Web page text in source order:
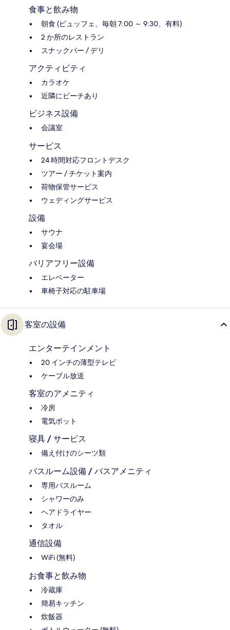
食事と飲み物
朝食 (ビュッフェ、毎朝 7:00 ～ 9:30、有料)
2 か所のレストラン
スナックバー / デリ
アクティビティ
カラオケ
近隣にビーチあり
ビジネス設備
会議室
サービス
24 時間対応フロントデスク
ツアー / チケット案内
荷物保管サービス
ウェディングサービス
設備
サウナ
宴会場
バリアフリー設備
エレベーター
車椅子対応の駐車場
客室の設備
エンターテインメント
20 インチの薄型テレビ
ケーブル放送
客室のアメニティ
冷房
電気ポット
寝具 / サービス
備え付けのシーツ類
バスルーム設備 / バスアメニティ
専用バスルーム
シャワーのみ
ヘアドライヤー
タオル
通信設備
WiFi (無料)
お食事と飲み物
冷蔵庫
簡易キッチン
炊飯器